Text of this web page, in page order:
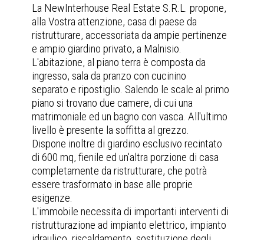
La NewInterhouse Real Estate S.R.L. propone,
alla Vostra attenzione, casa di paese da
ristrutturare, accessoriata da ampie pertinenze
e ampio giardino privato, a Malnisio.
L'abitazione, al piano terra è composta da
ingresso, sala da pranzo con cucinino
separato e ripostiglio. Salendo le scale al primo
piano si trovano due camere, di cui una
matrimoniale ed un bagno con vasca. All'ultimo
livello è presente la soffitta al grezzo.
Dispone inoltre di giardino esclusivo recintato
di 600 mq, fienile ed un'altra porzione di casa
completamente da ristrutturare, che potrà
essere trasformato in base alle proprie
esigenze.
L'immobile necessita di importanti interventi di
ristrutturazione ad impianto elettrico, impianto